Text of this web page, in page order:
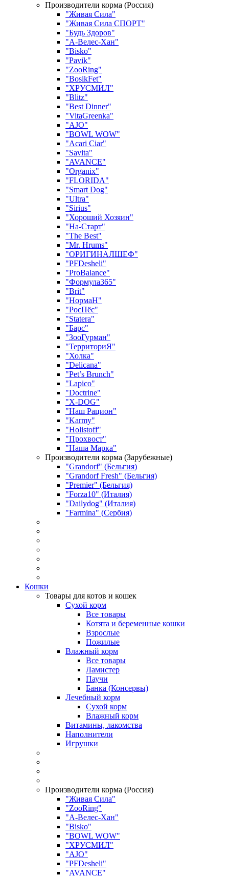
Производители корма (Россия)
"Живая Сила"
"Живая Сила СПОРТ"
"Будь Здоров"
"А-Велес-Хан"
"Bisko"
"Pavik"
"ZooRing"
"BosikFet"
"ХРУСМИЛ"
"Blitz"
"Best Dinner"
"VitaGreenka"
"AJO"
"BOWL WOW"
"Acari Ciar"
"Savita"
"AVANCE"
"Organix"
"FLORIDA"
"Smart Dog"
"Ultra"
"Sirius"
"Хороший Хозяин"
"На-Старт"
"The Best"
"Mr. Hrums"
"ОРИГИНАЛШЕФ"
"PFDesheli"
"ProBalance"
"Формула365"
"Brit"
"НормаН"
"РосПёс"
"Statera"
"Барс"
"ЗооГурман"
"ТерриториЯ"
"Холка"
"Delicana"
"Pet’s Brunch"
"Lapico"
"Doctrine"
"X-DOG"
"Наш Рацион"
"Karmy"
"Holistoff"
"Прохвост"
"Наша Марка"
Производители корма (Зарубежные)
"Grandorf" (Бельгия)
"Grandorf Fresh" (Бельгия)
"Premier" (Бельгия)
"Forza10" (Италия)
"Dailydog" (Италия)
"Farmina" (Сербия)
Кошки
Товары для котов и кошек
Сухой корм
Все товары
Котята и беременные кошки
Взрослые
Пожилые
Влажный корм
Все товары
Ламистер
Паучи
Банка (Консервы)
Лечебный корм
Сухой корм
Влажный корм
Витамины, лакомства
Наполнители
Игрушки
Производители корма (Россия)
"Живая Сила"
"ZooRing"
"А-Велес-Хан"
"Bisko"
"BOWL WOW"
"ХРУСМИЛ"
"AJO"
"PFDesheli"
"AVANCE"